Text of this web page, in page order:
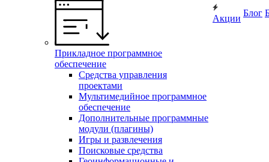
Прикладное программное
обеспечение
Средства управления
проектами
Мультимедийное программное
обеспечение
Дополнительные программные
модули (плагины)
Игры и развлечения
Поисковые средства
Акции
Блог